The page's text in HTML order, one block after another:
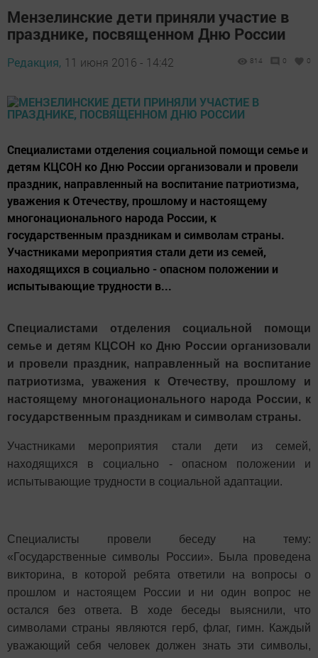
Мензелинские дети приняли участие в
празднике, посвященном Дню России
Редакция, 11 июня 2016 - 14:42 814 0 0
Специалистами отделения социальной помощи семье и
детям КЦСОН ко Дню России организовали и провели
праздник, направленный на воспитание патриотизма,
уважения к Отечеству, прошлому и настоящему
многонационального народа России, к
государственным праздникам и символам страны.
Участниками мероприятия стали дети из семей,
находящихся в социально - опасном положении и
испытывающие трудности в...
Специалистами отделения социальной помощи
семье и детям КЦСОН ко Дню России организовали
и провели праздник, направленный на воспитание
патриотизма, уважения к Отечеству, прошлому и
настоящему многонационального народа России, к
государственным праздникам и символам страны.
Участниками мероприятия стали дети из семей,
находящихся в социально - опасном положении и
испытывающие трудности в социальной адаптации.
Специалисты провели беседу на тему:
«Государственные символы России». Была проведена
викторина, в которой ребята ответили на вопросы о
прошлом и настоящем России и ни один вопрос не
остался без ответа. В ходе беседы выяснили, что
символами страны являются герб, флаг, гимн. Каждый
уважающий себя человек должен знать эти символы,